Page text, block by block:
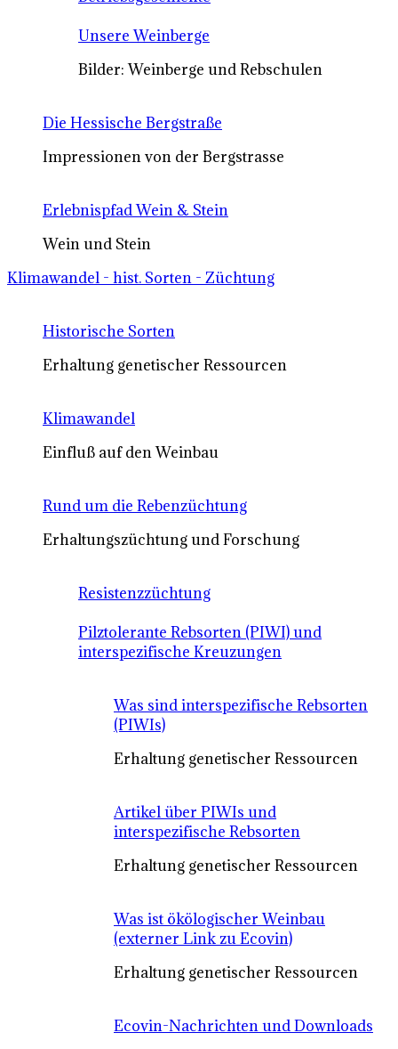
Unsere Weinberge
Bilder: Weinberge und Rebschulen
Die Hessische Bergstraße
Impressionen von der Bergstrasse
Erlebnispfad Wein & Stein
Wein und Stein
Klimawandel - hist. Sorten - Züchtung
Historische Sorten
Erhaltung genetischer Ressourcen
Klimawandel
Einfluß auf den Weinbau
Rund um die Rebenzüchtung
Erhaltungszüchtung und Forschung
Resistenzzüchtung
Pilztolerante Rebsorten (PIWI) und
interspezifische Kreuzungen
Was sind interspezifische Rebsorten
(PIWIs)
Erhaltung genetischer Ressourcen
Artikel über PIWIs und
interspezifische Rebsorten
Erhaltung genetischer Ressourcen
Was ist ökölogischer Weinbau
(externer Link zu Ecovin)
Erhaltung genetischer Ressourcen
Ecovin-Nachrichten und Downloads